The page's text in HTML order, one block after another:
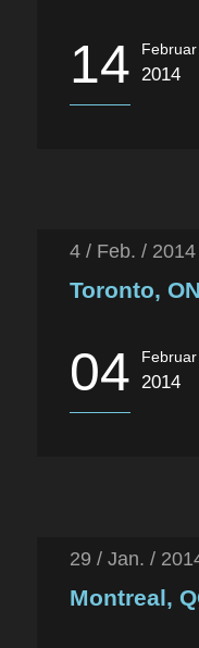
14 Februar
2014
4 / Feb. / 2014
Toronto, ON
04 Februar
2014
29 / Jan. /
Montreal,